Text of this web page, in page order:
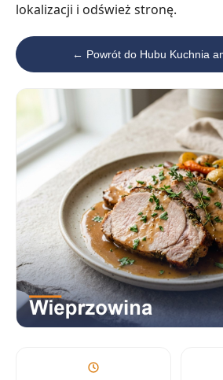
lokalizacji i odśwież stronę.
← Powrót do Hubu Kuchnia